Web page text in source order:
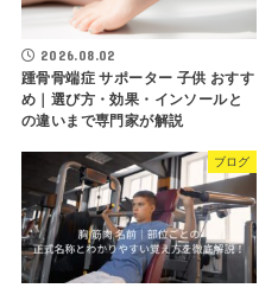
2026.08.02
踵骨骨端症 サポーター 子供 おすす
め｜選び方・効果・インソールと
の違いまで専門家が解説
ブログ